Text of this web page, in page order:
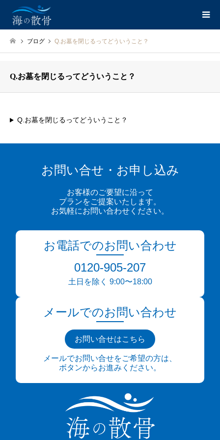
ブログ Q.お墓を閉じるってどういうこと？
Q.お墓を閉じるってどういうこと？
Q.お墓を閉じるってどういうこと？
お問い合せ・お申し込み
お客様のご要望に沿って
プランをご提案いたします。
お気軽にお問い合わせください。
お電話でのお問い合わせ
0120-905-207
土日を除く 9:00〜18:00
メールでのお問い合わせ
お問い合せはこちら
メールでお問い合せをご希望の方は、
ボタンからお進みください。